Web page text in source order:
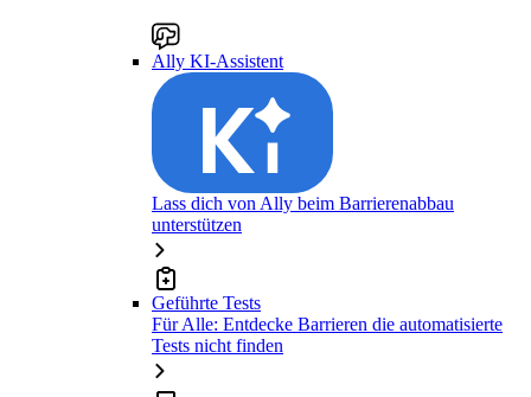
Ally KI-Assistent
Lass dich von Ally beim Barrierenabbau
unterstützen
Geführte Tests
Für Alle: Entdecke Barrieren die automatisierte
Tests nicht finden